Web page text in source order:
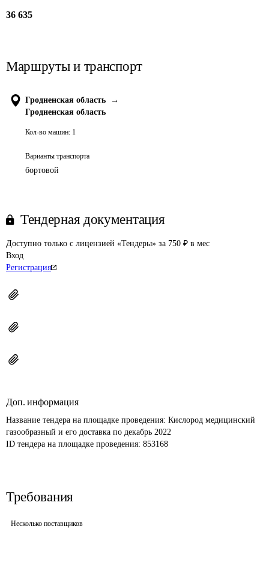
36 635
Маршруты и транспорт
Гродненская область
→
Гродненская область
Кол-во машин: 1
Варианты транспорта
бортовой
Тендерная документация
Доступно только с лицензией «Тендеры» за 750 ₽ в мес
Вход
Регистрация
Доп. информация
Название тендера на площадке проведения: Кислород медицинский
газообразный и его доставка по декабрь 2022
ID тендера на площадке проведения: 853168
Требования
Несколько поставщиков